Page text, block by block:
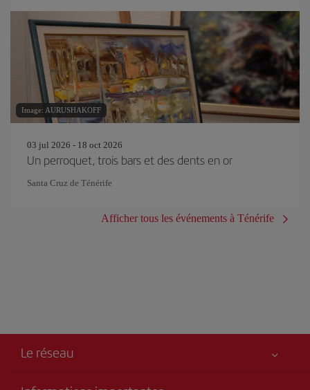
Image: AURUSHAKOFF
03 jul 2026 - 18 oct 2026
Un perroquet, trois bars et des dents en or
Santa Cruz de Ténérife
Afficher tous les événements à Ténérife
Le réseau